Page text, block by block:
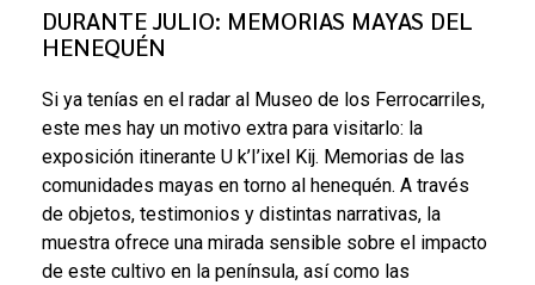
DURANTE JULIO: MEMORIAS MAYAS DEL
HENEQUÉN
Si ya tenías en el radar al Museo de los Ferrocarriles,
este mes hay un motivo extra para visitarlo: la
exposición itinerante U k’I’ixel Kij. Memorias de las
comunidades mayas en torno al henequén. A través
de objetos, testimonios y distintas narrativas, la
muestra ofrece una mirada sensible sobre el impacto
de este cultivo en la península, así como las